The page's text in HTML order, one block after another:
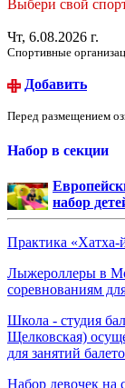
Выбери свой
Чт, 6.08.2026 г.
Спортивные
Добавить
Перед размещением
Набор в секции
набор
Практика
Лыжероллеры в
соревнованиям
Школа - студия
Щелковская)
для занятий
Набор девочек